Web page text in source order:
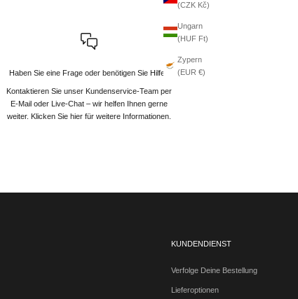
(CZK Kč)
Ungarn
(HUF Ft)
Zypern
(EUR €)
Haben Sie eine Frage oder benötigen Sie Hilfe?
Kontaktieren Sie unser Kundenservice-Team per
E-Mail oder Live-Chat – wir helfen Ihnen gerne
weiter. Klicken Sie hier für weitere Informationen.
KUNDENDIENST
Verfolge Deine Bestellung
Lieferoptionen